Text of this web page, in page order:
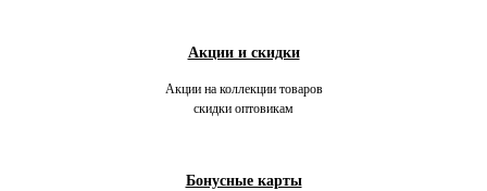
Акции и скидки
Акции на коллекции товаров
скидки оптовикам
Бонусные карты